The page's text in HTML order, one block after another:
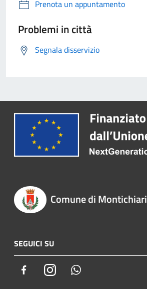
Prenota un appuntamento
Problemi in città
Segnala disservizio
Comune di Montichiari
SEGUICI SU
FacebookInstagram